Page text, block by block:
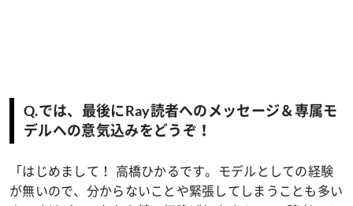
Q.では、最後にRay読者へのメッセージ＆専属モ
デルへの意気込みをどうぞ！
「はじめまして！ 高橋ひかるです。モデルとしての経験
が無いので、分からないことや緊張してしまうことも多い